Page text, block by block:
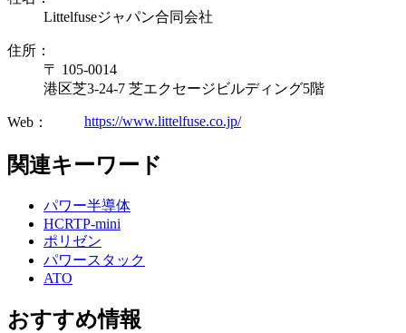
Littelfuseジャパン合同会社
住所：
〒 105-0014
港区芝3-24-7 芝エクセージビルディング5階
Web： https://www.littelfuse.co.jp/
関連キーワード
パワー半導体
HCRTP-mini
ポリゼン
パワースタック
ATO
おすすめ情報